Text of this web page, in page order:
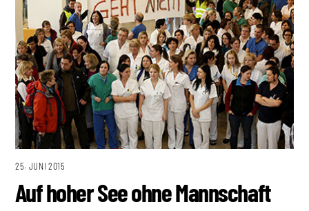
25. JUNI 2015
Auf hoher See ohne Mannschaft